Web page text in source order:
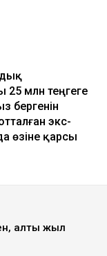
25 млн теңгеге
бергенін
экс-
өзіне қарсы
алты жыл